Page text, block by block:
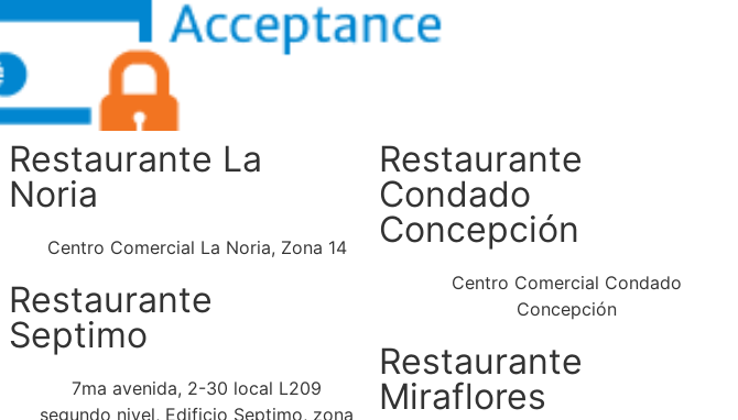
Restaurante La
Noria
Centro Comercial La Noria, Zona 14
Restaurante
Septimo
7ma avenida, 2-30 local L209
segundo nivel, Edificio Septimo, zona
Restaurante
Condado
Concepción
Centro Comercial Condado
Concepción
Restaurante
Miraflores